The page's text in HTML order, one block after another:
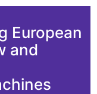
European
and